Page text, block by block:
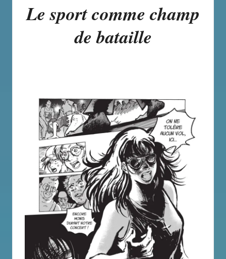
Le sport comme champ
de bataille